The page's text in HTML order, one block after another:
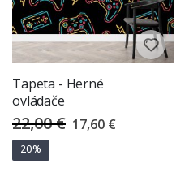
Tapeta - Herné
ovládače
22,00 € Special
Price
17,60 €
20%